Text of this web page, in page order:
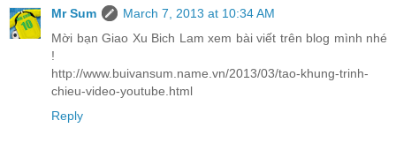
Mr Sum
March 7, 2013 at 10:34 AM
Mời bạn Giao Xu Bich Lam xem bài viết trên blog mình nhé
!
http://www.buivansum.name.vn/2013/03/tao-khung-trinh-
chieu-video-youtube.html
Reply